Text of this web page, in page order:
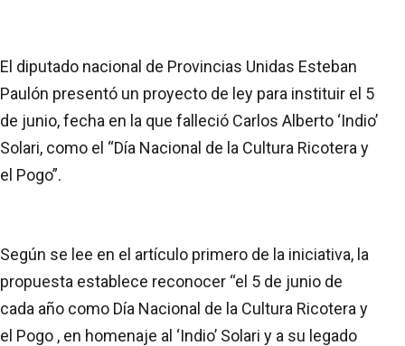
El diputado nacional de Provincias Unidas Esteban
Paulón presentó un proyecto de ley para instituir el 5
de junio, fecha en la que falleció Carlos Alberto ‘Indio’
Solari, como el “Día Nacional de la Cultura Ricotera y
el Pogo”.
Según se lee en el artículo primero de la iniciativa, la
propuesta establece reconocer “el 5 de junio de
cada año como Día Nacional de la Cultura Ricotera y
el Pogo , en homenaje al ‘Indio’ Solari y a su legado